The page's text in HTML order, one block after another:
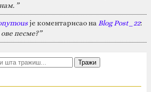
”
је коментарисао на Blog Post_22:
песме?”